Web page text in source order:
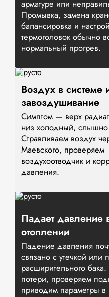
арматуре или
Промывка, замена
балансировка и
термоголовок обычно
нормальный прогрев.
Воздух в системе
завоздушивание
Симптом — верх
низ холодный, слышно
Стравливаем воздух
Маевского, проверяем
воздухоотводчик и
давления.
Падает давление
отоплении
Падение давления
связано с утечкой или
расширительного
потери, проверяем
приводим параметры в